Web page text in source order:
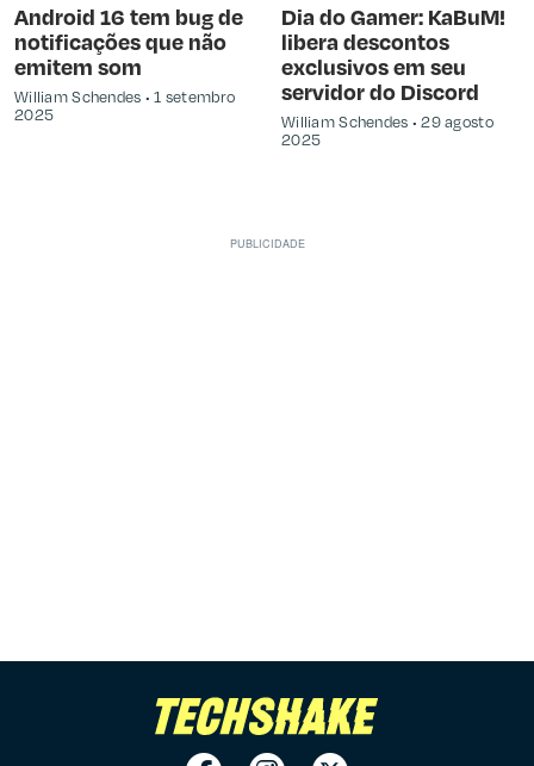
Android 16 tem bug de
notificações que não
emitem som
William Schendes
1 setembro
2025
Dia do Gamer: KaBuM!
libera descontos
exclusivos em seu
servidor do Discord
William Schendes
29 agosto
2025